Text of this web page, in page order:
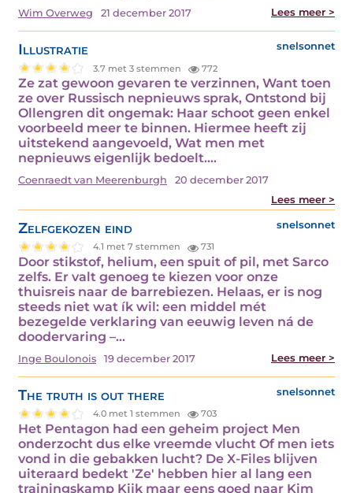
Wim Overweg 21 december 2017 Lees meer >
Illustratie snelsonnet
3.7 met 3 stemmen 772
Ze zat gewoon gevaren te verzinnen, Want toen
ze over Russisch nepnieuws sprak, Ontstond bij
Ollengren dit ongemak: Haar schoot geen enkel
voorbeeld meer te binnen. Hiermee heeft zij
uitstekend aangevoeld, Wat men met
nepnieuws eigenlijk bedoelt.…
Coenraedt van Meerenburgh
20 december 2017
Lees meer >
Zelfgekozen eind snelsonnet
4.1 met 7 stemmen 731
Door stikstof, helium, een spuit of pil, met Sarco
zelfs. Er valt genoeg te kiezen voor onze
thuisreis naar de barrebiezen. Helaas, er is nog
steeds niet wat ík wil: een middel mét
bezegelde verklaring van eeuwig leven ná de
doodervaring –…
Inge Boulonois 19 december 2017 Lees meer >
The truth is out there snelsonnet
4.0 met 1 stemmen 703
Het Pentagon had een geheim project Men
onderzocht dus elke vreemde vlucht Of men iets
vond in die gebakken lucht? De X-Files blijven
uiteraard bedekt 'Ze' hebben hier al lang een
trainingskamp Kijk maar eens goed naar Kim